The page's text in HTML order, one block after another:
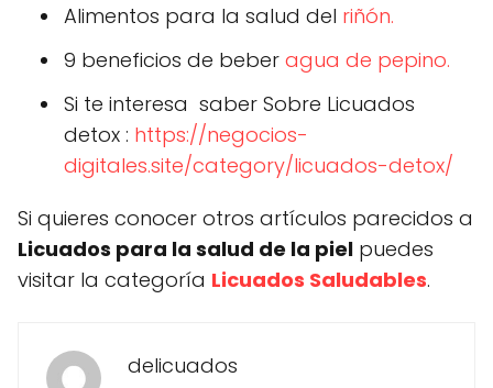
Alimentos para la salud del riñón.
9 beneficios de beber agua de pepino.
Si te interesa saber Sobre Licuados
detox : https://negocios-
digitales.site/category/licuados-detox/
Si quieres conocer otros artículos parecidos a
Licuados para la salud de la piel puedes
visitar la categoría Licuados Saludables.
delicuados